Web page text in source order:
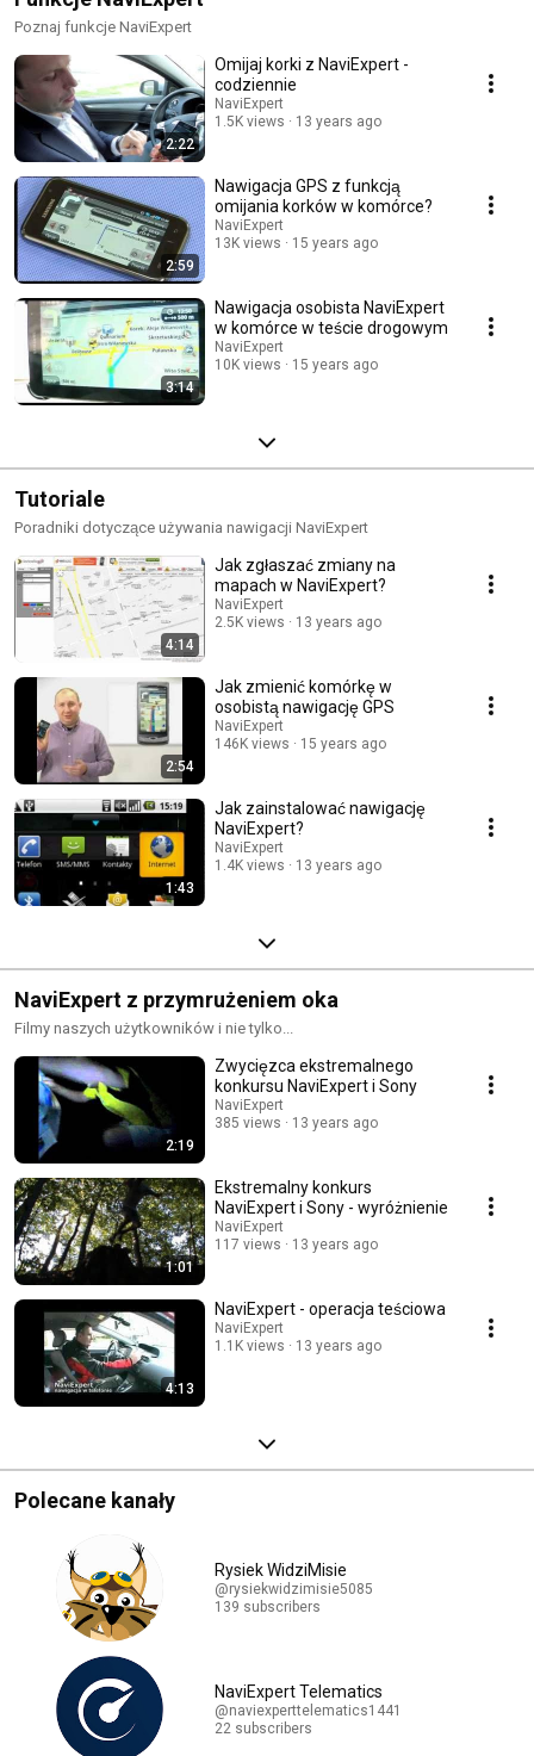
Poznaj funkcje NaviExpert
2:22
Omijaj korki z NaviExpert -
codziennie
NaviExpert
1.5K views
13 years ago
2:59
Nawigacja GPS z funkcją
omijania korków w komórce?
NaviExpert
13K views
15 years ago
3:14
Nawigacja osobista NaviExpert
w komórce w teście drogowym
NaviExpert
10K views
15 years ago
Tutoriale
Poradniki dotyczące używania nawigacji NaviExpert
4:14
Jak zgłaszać zmiany na
mapach w NaviExpert?
NaviExpert
2.5K views
13 years ago
2:54
Jak zmienić komórkę w
osobistą nawigację GPS
NaviExpert
146K views
15 years ago
1:43
Jak zainstalować nawigację
NaviExpert?
NaviExpert
1.4K views
13 years ago
NaviExpert z przymrużeniem oka
Filmy naszych użytkowników i nie tylko...
2:19
Zwycięzca ekstremalnego
konkursu NaviExpert i Sony
NaviExpert
385 views
13 years ago
1:01
Ekstremalny konkurs
NaviExpert i Sony - wyróżnienie
NaviExpert
117 views
13 years ago
4:13
NaviExpert - operacja teściowa
NaviExpert
1.1K views
13 years ago
Polecane kanały
Rysiek WidziMisie
@rysiekwidzimisie5085
139 subscribers
NaviExpert Telematics
@naviexperttelematics1441
22 subscribers